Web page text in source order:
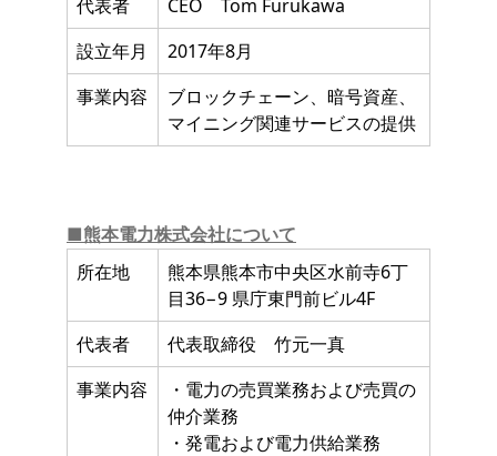
代表者
CEO Tom Furukawa
設立年月
2017年8月
事業内容
ブロックチェーン、暗号資産、
マイニング関連サービスの提供
■熊本電力株式会社について
所在地
熊本県熊本市中央区水前寺6丁
目36−9 県庁東門前ビル4F
代表者
代表取締役 竹元一真
事業内容
・電力の売買業務および売買の
仲介業務
・発電および電力供給業務